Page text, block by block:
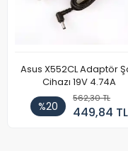
Asus X552CL Adaptör
Cihazı 19V 4.74A
%20
562,30 TL
449,84 TL